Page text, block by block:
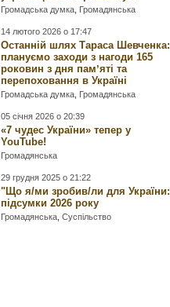
Громадська думка Громадянська
14 лютого 2026 о 17:47
Останній шлях Тараса Шевченка:
плануємо заходи з нагоди 165
роковин з дня памʼяті та
перепоховання в Україні
Громадська думка Громадянська
05 січня 2026 о 20:39
«7 чудес України» тепер у
YouTube!
Громадянська
29 грудня 2025 о 21:22
"Що я/ми зробив/ли для України:
підсумки 2026 року
Громадянська ,Суспільство